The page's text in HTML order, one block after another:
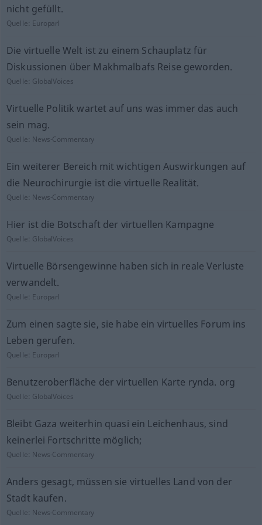
nicht gefüllt.
Quelle: Europarl
Die virtuelle Welt ist zu einem Schauplatz für
Diskussionen über Makhmalbafs Reise geworden.
Quelle: GlobalVoices
Virtuelle Politik wartet auf uns was immer das auch
sein mag.
Quelle: News-Commentary
Ein weiterer Bereich mit wichtigen Auswirkungen auf
die Neurochirurgie ist die virtuelle Realität.
Quelle: News-Commentary
Hier ist die Botschaft der virtuellen Kampagne
Quelle: GlobalVoices
Virtuelle Börsengewinne haben sich in reale Verluste
verwandelt.
Quelle: Europarl
Zum einen sagte sie, sie habe ein virtuelles Forum ins
Leben gerufen.
Quelle: Europarl
Benutzeroberfläche der virtuellen Karte rynda. org
Quelle: GlobalVoices
Bleibt Gaza weiterhin quasi ein Leichenhaus, sind
keinerlei Fortschritte möglich;
Quelle: News-Commentary
Anders gesagt, müssen sie virtuelles Land von der
Stadt kaufen.
Quelle: News-Commentary